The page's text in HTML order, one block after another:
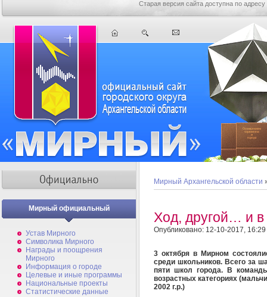
Старая версия сайта доступна по адресу
Мирный официальный
Устав Мирного
Символика Мирного
Награды и поощрения
Мирного
Информация о городе
Целевые и иные программы
Национальные проекты
Статистические данные
Мирный Архангельской области
Ход, другой… и
Опубликовано: 12-10-2017, 16:29
3 октября в Мирном
среди школьников. Всего за
пяти школ города. В
возрастных категориях
2002 г.р.)